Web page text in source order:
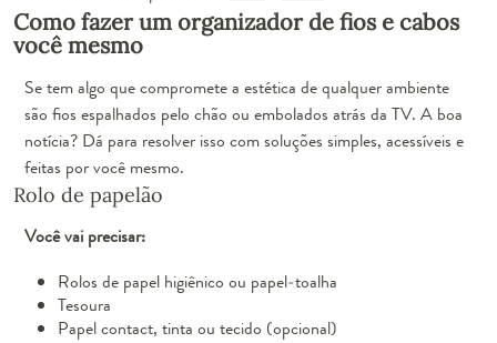
Como fazer um organizador de fios e cabos
você mesmo
Se tem algo que compromete a estética de qualquer ambiente
são fios espalhados pelo chão ou embolados atrás da TV. A boa
notícia? Dá para resolver isso com soluções simples, acessíveis e
feitas por você mesmo.
Rolo de papelão
Você vai precisar:
Rolos de papel higiênico ou papel-toalha
Tesoura
Papel contact, tinta ou tecido (opcional)